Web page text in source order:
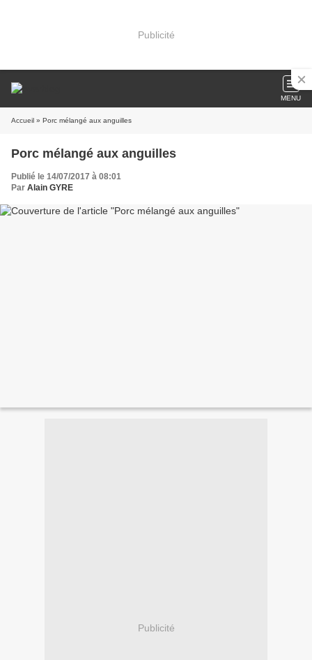
Publicité
MENU
Accueil » Porc mélangé aux anguilles
Porc mélangé aux anguilles
Publié le 14/07/2017 à 08:01
Par Alain GYRE
Publicité